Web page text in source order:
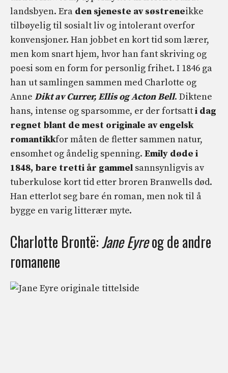
landsbyen. Era den sjeneste av søstreneikke
tilbøyelig til sosialt liv og intolerant overfor
konvensjoner. Han jobbet en kort tid som lærer,
men kom snart hjem, hvor han fant skriving og
poesi som en form for personlig frihet. I 1846 ga
han ut samlingen sammen med Charlotte og
Anne Dikt av Currer, Ellis og Acton Bell. Diktene
hans, intense og sparsomme, er der fortsatti dag
regnet blant de mest originale av engelsk
romantikkfor måten de fletter sammen natur,
ensomhet og åndelig spenning. Emily døde i
1848, bare tretti år gammel sannsynligvis av
tuberkulose kort tid etter broren Branwells død.
Han etterlot seg bare én roman, men nok til å
bygge en varig litterær myte.
Charlotte Brontë:Jane Eyreog de andre
romanene